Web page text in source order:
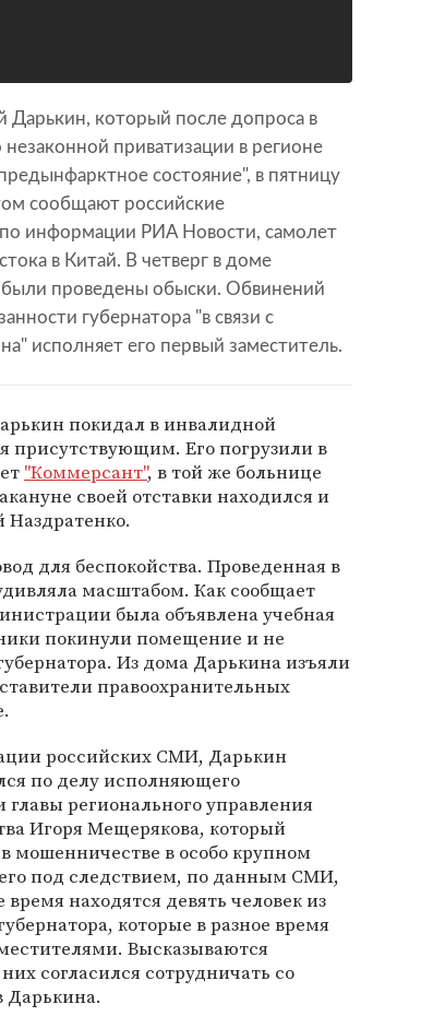
Дарькин, который после допроса в
приватизации в регионе
состояние", в пятницу
сообщают российские
информации РИА Новости, самолет
в Китай. В четверг в доме
были проведены обыски. Обвинений
губернатора "в связи с
исполняет его первый заместитель.
покидал в инвалидной
присутствующим. Его погрузили в
"Коммерсант", в той же больнице
своей отставки находился и
для беспокойства. Проведенная в
масштабом. Как сообщает
была объявлена учебная
покинули помещение и не
Из дома Дарькина изъяли
правоохранительных
российских СМИ, Дарькин
по делу исполняющего
главы регионального управления
Игоря Мещерякова, который
мошенничестве в особо крупном
под следствием, по данным СМИ,
время находятся девять человек из
которые в разное время
Высказываются
согласился сотрудничать со
Дарькина.